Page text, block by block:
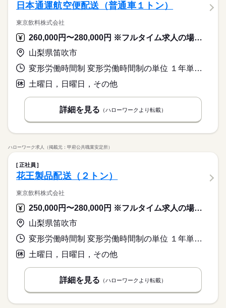
日本通運航空便配送（普通車１トン）
東京飲料株式会社
260,000円〜280,000円 ※フルタイム求人の場合は月額（換算額）、パート求人の場合は時間額を表示しています。
山梨県笛吹市
変形労働時間制 変形労働時間制の単位 １年単位 就業時間１ 6時00分〜15時00分 就業時間２ 6時30分〜15時30分 就業時間に関する特記事項 月単位で勤務時間変動あり（会社カレンダーによる）
土曜日，日曜日，その他
詳細を見る （ハローワークより転載）
ハローワーク求人（掲載元：甲府公共職業安定所）
正社員
花王製品配送（２トン）
東京飲料株式会社
250,000円〜280,000円 ※フルタイム求人の場合は月額（換算額）、パート求人の場合は時間額を表示しています。
山梨県笛吹市
変形労働時間制 変形労働時間制の単位 １年単位 就業時間１ 5時00分〜14時00分
土曜日，日曜日，その他
詳細を見る （ハローワークより転載）